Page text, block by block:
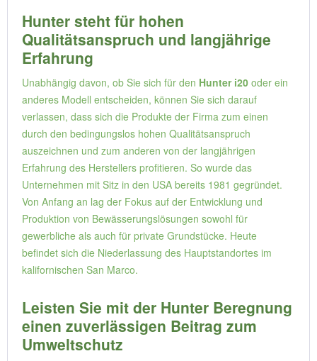
Hunter steht für hohen
Qualitätsanspruch und langjährige
Erfahrung
Unabhängig davon, ob Sie sich für den Hunter i20 oder ein
anderes Modell entscheiden, können Sie sich darauf
verlassen, dass sich die Produkte der Firma zum einen
durch den bedingungslos hohen Qualitätsanspruch
auszeichnen und zum anderen von der langjährigen
Erfahrung des Herstellers profitieren. So wurde das
Unternehmen mit Sitz in den USA bereits 1981 gegründet.
Von Anfang an lag der Fokus auf der Entwicklung und
Produktion von Bewässerungslösungen sowohl für
gewerbliche als auch für private Grundstücke. Heute
befindet sich die Niederlassung des Hauptstandortes im
kalifornischen San Marco.
Leisten Sie mit der Hunter Beregnung
einen zuverlässigen Beitrag zum
Umweltschutz